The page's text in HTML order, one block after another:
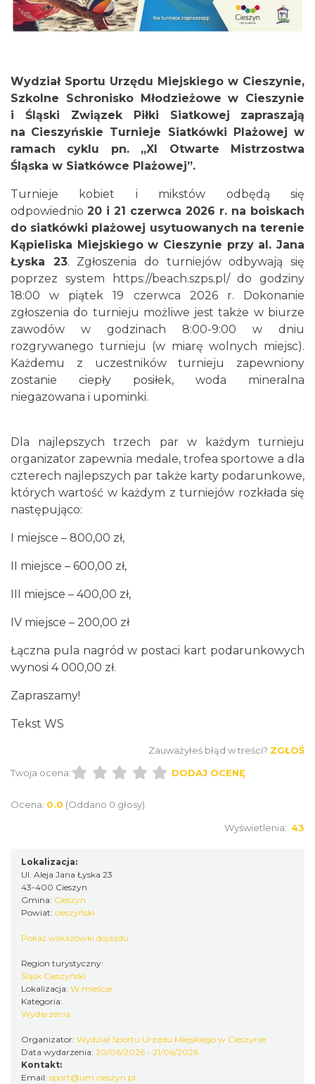
2026-08-09
0.93 km
Cieszyn
2026-08-16
0.93 km
Cieszyn
2026-08-23
0.93 km
Cieszyn
Cieszyn
0.97 km
Cieszyn
0.97 km
Wydział Sportu Urzędu Miejskiego w Cieszynie,
Szkolne Schronisko Młodzieżowe w Cieszynie
i Śląski Związek Piłki Siatkowej
zapraszają
na Cieszyńskie Turnieje Siatkówki Plażowej w
ramach cyklu pn. „XI Otwarte Mistrzostwa
Śląska w Siatkówce Plażowej”.
Turnieje kobiet i mikstów odbędą się
odpowiednio 20 i 21 czerwca 2026 r. na boiskach
do siatkówki plażowej usytuowanych na terenie
Kąpieliska Miejskiego w Cieszynie przy al. Jana
Łyska 23. Zgłoszenia do turniejów odbywają się
poprzez system https://beach.szps.pl/ do godziny
18:00 w piątek 19 czerwca 2026 r. Dokonanie
zgłoszenia do turnieju możliwe jest także w biurze
zawodów w godzinach 8:00-9:00 w dniu
rozgrywanego turnieju (w miarę wolnych miejsc).
Każdemu z uczestników turnieju zapewniony
zostanie ciepły posiłek, woda mineralna
niegazowana i upominki.
Dla najlepszych trzech par w każdym turnieju
organizator zapewnia medale, trofea sportowe a dla
czterech najlepszych par także karty podarunkowe,
których wartość w każdym z turniejów rozkłada się
następująco:
I miejsce – 800,00 zł,
II miejsce – 600,00 zł,
III miejsce – 400,00 zł,
IV miejsce – 200,00 zł
Łączna pula nagród w postaci kart podarunkowych
wynosi 4 000,00 zł.
Zapraszamy!
Tekst WS
Zauważyłeś błąd w treści? ZGŁOŚ
Twoja ocena:
DODAJ OCENĘ
Ocena: 0.0 (Oddano 0 głosy)
Wyświetlenia: 43
Lokalizacja:
Ul. Aleja Jana Łyska 23
43-400 Cieszyn
Gmina: Cieszyn
Powiat: cieszyński
Pokaż wskazówki dojazdu
Region turystyczny:
Śląsk Cieszyński
Lokalizacja: W mieście
Kategoria:
Wydarzenia
Organizator: Wydział Sportu Urzędu Miejskiego w Cieszynie
Data wydarzenia: 20/06/2026 - 21/06/2026
Kontakt:
Email: sport@um.cieszyn.pl